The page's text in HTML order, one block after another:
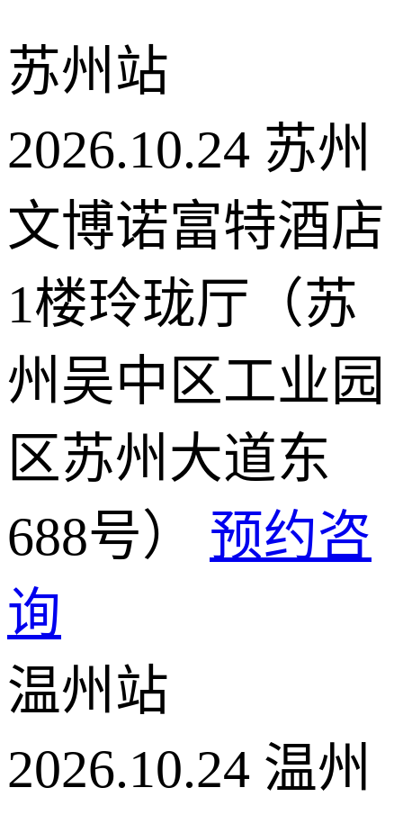
苏州站
2026.10.24 苏州
文博诺富特酒店
1楼玲珑厅（苏
州吴中区工业园
区苏州大道东
688号）
预约咨
询
温州站
2026.10.24 温州